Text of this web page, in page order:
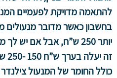
להתאמה מדויקת לפעמיים
בחשבון כאשר מדובר מנעולים
יותר 250 ש”ח, אבל אם
כולל החומר של המנעול